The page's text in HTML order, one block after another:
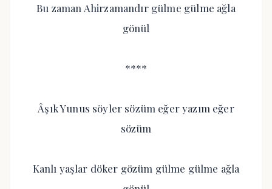
Bu zaman Ahirzamandır gülme gülme ağla
gönül
****
Âşık Yunus söyler sözüm eğer yazım eğer
sözüm
Kanlı yaşlar döker gözüm gülme gülme ağla